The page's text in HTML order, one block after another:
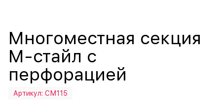
Многоместная секция
М-стайл с
перфорацией
Артикул: СМ115